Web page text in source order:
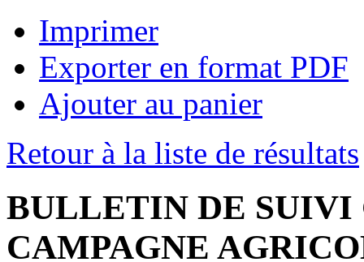
Imprimer
Exporter en format PDF
Ajouter au panier
Retour à la liste de résultats
BULLETIN DE SUIVI
CAMPAGNE